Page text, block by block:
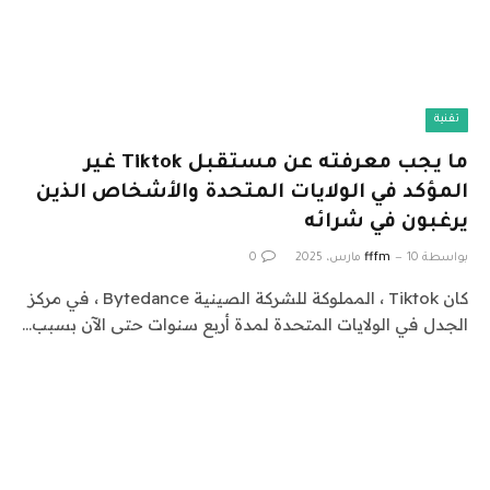
تقنية
ما يجب معرفته عن مستقبل Tiktok غير
المؤكد في الولايات المتحدة والأشخاص الذين
يرغبون في شرائه
بواسطة fffm 10 مارس، 2025 0
كان Tiktok ، المملوكة للشركة الصينية Bytedance ، في مركز
الجدل في الولايات المتحدة لمدة أربع سنوات حتى الآن بسبب…